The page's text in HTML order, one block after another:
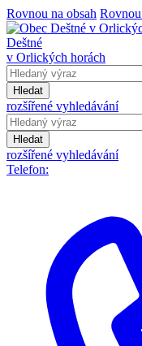
Rovnou na obsah
Deštné
v Orlických horách
Hledat
rozšířené vyhledávání
Hledat
rozšířené vyhledávání
Telefon: